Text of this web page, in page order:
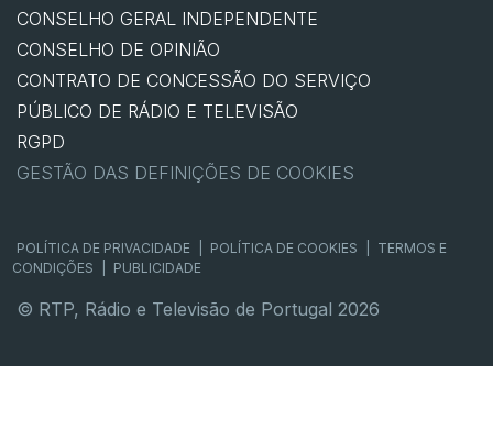
CONSELHO GERAL INDEPENDENTE
CONSELHO DE OPINIÃO
CONTRATO DE CONCESSÃO DO SERVIÇO
PÚBLICO DE RÁDIO E TELEVISÃO
RGPD
GESTÃO DAS DEFINIÇÕES DE COOKIES
POLÍTICA DE PRIVACIDADE POLÍTICA DE COOKIES
TERMOS E
CONDIÇÕES
PUBLICIDADE
© RTP, Rádio e Televisão de Portugal 2026